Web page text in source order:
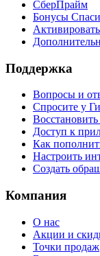
СберПрайм
Бонусы
Поддержка
Вопросы и
Спросите у
Доступ к
Как
Настроить
Создать
Компания
О нас
Акции и
Точки продаж